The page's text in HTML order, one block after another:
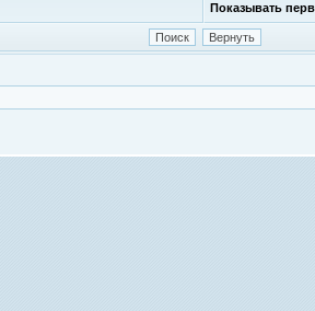
Показывать